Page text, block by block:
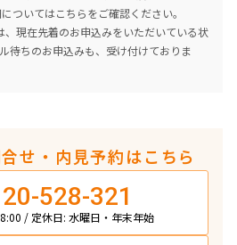
ついてはこちらをご確認ください。
、現在先着のお申込みをいただいている状
待ちのお申込みも、受け付けておりま
せ・内見予約はこちら
528-321
/ 定休日: 水曜日・年末年始